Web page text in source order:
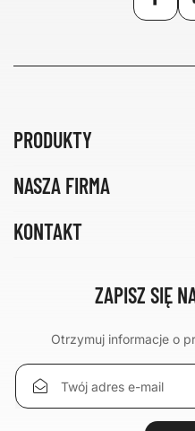
PRODUKTY
NASZA FIRMA
KONTAKT
ZAPISZ SIĘ
Otrzymuj informacje o